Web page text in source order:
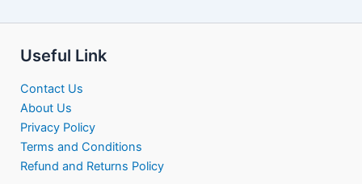
Useful Link
Contact Us
About Us
Privacy Policy
Terms and Conditions
Refund and Returns Policy